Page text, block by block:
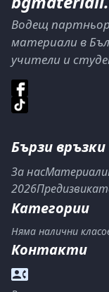
Водещ
материали в
учители и
Бързи връзки
За насМатериали
2026
Категории
Няма налични
Контакти